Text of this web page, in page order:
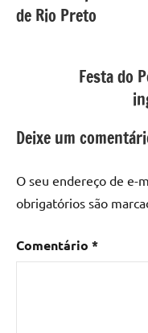
de Rio Preto
Festa do
Deixe um
O seu endereço de e-
obrigatórios são
Comentário *